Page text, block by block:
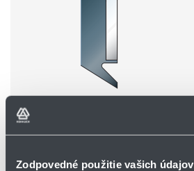
Zodpovedné použitie vašich údajov
FBA-EV